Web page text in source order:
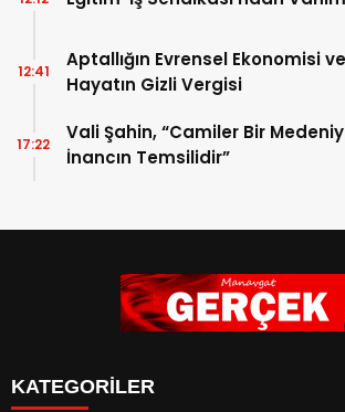
Aptallığın Evrensel Ekonomisi
Hayatın Gizli Vergisi
12:41
Vali Şahin, “Camiler Bir
İnancın Temsilidir”
17:22
KATEGORİLER